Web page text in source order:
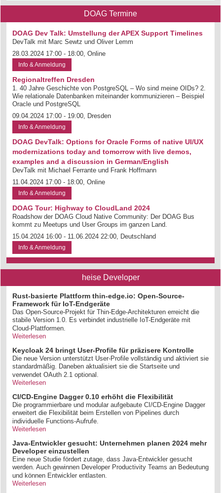
DOAG Termine
DOAG Dev Talk: Umstellung der APEX Support Timelines
DevTalk mit Marc Sewtz und Oliver Lemm
28.03.2024 17:00 - 18:00, Online
Info & Anmeldung
Regionaltreffen Dresden
1. 40 Jahre Geschichte von PostgreSQL – Wo sind meine OIDs? 2.
Wie relationale Datenbanken miteinander kommunizieren – Beispiel
Oracle und PostgreSQL
09.04.2024 17:00 - 19:00, Dresden
Info & Anmeldung
DOAG DevTalk: Options for Oracle Forms of native UI/UX
modernizations today and tomorrow with live demos,
examples and a discussion in German/English
DevTalk mit Michael Ferrante und Frank Hoffmann
11.04.2024 17:00 - 18:00, Online
Info & Anmeldung
DOAG Tour: Highway to CloudLand 2024
Roadshow der DOAG Cloud Native Community: Der DOAG Bus
kommt zu Meetups und User Groups im ganzen Land.
15.04.2024 16:00 - 11.06.2024 22:00, Deutschland
Info & Anmeldung
heise Developer
Rust-basierte Plattform thin-edge.io: Open-Source-
Framework für IoT-Endgeräte
Das Open-Source-Projekt für Thin-Edge-Architekturen erreicht die
stabile Version 1.0. Es verbindet industrielle IoT-Endgeräte mit
Cloud-Plattformen.
Weiterlesen
Keycloak 24 bringt User-Profile für präzisere Kontrolle
Die neue Version unterstützt User-Profile vollständig und aktiviert sie
standardmäßig. Daneben aktualisiert sie die Startseite und
verwendet OAuth 2.1 optional.
Weiterlesen
CI/CD-Engine Dagger 0.10 erhöht die Flexibilität
Die programmierbare und modular aufgebaute CI/CD-Engine Dagger
erweitert die Flexibilität beim Erstellen von Pipelines durch
individuelle Functions-Aufrufe.
Weiterlesen
Java-Entwickler gesucht: Unternehmen planen 2024 mehr
Developer einzustellen
Eine neue Studie fördert zutage, dass Java-Entwickler gesucht
werden. Auch gewinnen Developer Productivity Teams an Bedeutung
und können Entwickler entlasten.
Weiterlesen